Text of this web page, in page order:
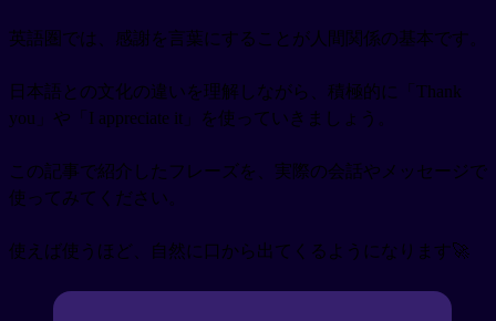
英語圏では、感謝を言葉にすることが人間関係の基本です。
日本語との文化の違いを理解しながら、積極的に「Thank
you」や「I appreciate it」を使っていきましょう。
この記事で紹介したフレーズを、実際の会話やメッセージで
使ってみてください。
使えば使うほど、自然に口から出てくるようになります🚀